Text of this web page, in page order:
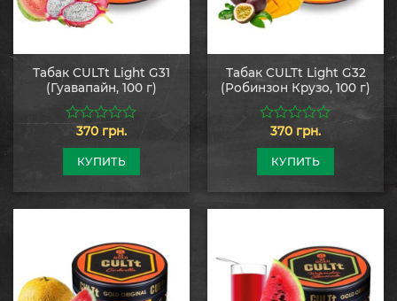
Табак CULTt Light G31
(Гуавапайн, 100 г)
из
370 грн.
КУПИТЬ
Табак CULTt Light G32
(Робинзон Крузо, 100 г)
из
370 грн.
КУПИТЬ